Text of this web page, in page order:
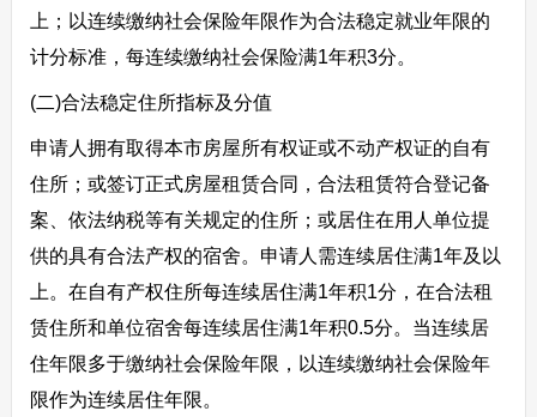
上；以连续缴纳社会保险年限作为合法稳定就业年限的
计分标准，每连续缴纳社会保险满1年积3分。
(二)合法稳定住所指标及分值
申请人拥有取得本市房屋所有权证或不动产权证的自有
住所；或签订正式房屋租赁合同，合法租赁符合登记备
案、依法纳税等有关规定的住所；或居住在用人单位提
供的具有合法产权的宿舍。申请人需连续居住满1年及以
上。在自有产权住所每连续居住满1年积1分，在合法租
赁住所和单位宿舍每连续居住满1年积0.5分。当连续居
住年限多于缴纳社会保险年限，以连续缴纳社会保险年
限作为连续居住年限。